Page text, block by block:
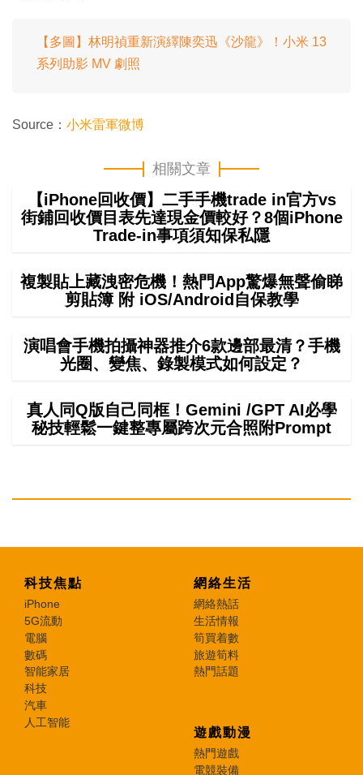
【多圖】林明禎重新演繹陳奕迅《沙龍》！小米 13
系列助影 MV 劇照
Source： 小米雷軍微博
相關文章
【iPhone回收價】二手手機trade in官方vs
街鋪回收價目表先達現金價較好？8個iPhone
Trade-in事項須知保私隱
複製貼上藏洩密危機！熱門App驚爆無聲偷睇
剪貼簿 附 iOS/Android自保教學
演唱會手機拍攝神器推介6款邊部最清？手機
光圈、變焦、錄製模式如何設定？
真人同Q版自己同框！Gemini /GPT AI必學
秘技輕鬆一鍵整專屬跨次元合照附Prompt
科技焦點
iPhone
5G流動
電腦
數碼
智能家居
科技
汽車
人工智能
網絡生活
網絡熱話
生活情報
筍買着數
旅遊筍料
熱門話題
遊戲動漫
熱門遊戲
電競裝備